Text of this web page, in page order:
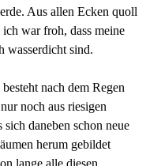
Aus allen Ecken quoll
ich war froh, dass meine
wasserdicht sind.
nach dem Regen
noch aus riesigen
sich daneben schon neue
herum gebildet
lange alle diesen